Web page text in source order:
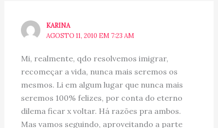
KARINA
AGOSTO 11, 2010 EM 7:23 AM
Mi, realmente, qdo resolvemos imigrar,
recomeçar a vida, nunca mais seremos os
mesmos. Li em algum lugar que nunca mais
seremos 100% felizes, por conta do eterno
dilema ficar x voltar. Há razões pra ambos.
Mas vamos seguindo, aproveitando a parte